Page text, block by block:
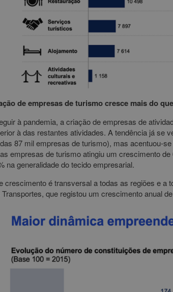
de empresas de turismo cresce mais do
à pandemia, a criação de empresas de
à das restantes atividades. A tendência já se
87 mil empresas de turismo), mas acentuou-
empresas de turismo atingiu um crescimento
na generalidade do tecido empresarial.
crescimento é transversal a todas as regiões e
que registou um crescimento anual